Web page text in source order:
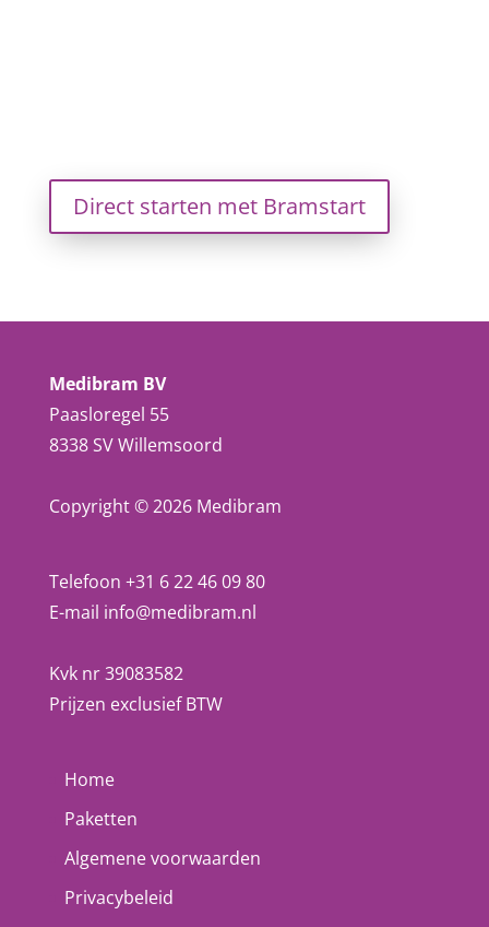
Direct starten met Bramstart
Medibram BV
Paasloregel 55
8338 SV Willemsoord
Copyright © 2026 Medibram
Telefoon +31 6 22 46 09 80
E-mail info@medibram.nl
Kvk nr 39083582
Prijzen exclusief BTW
Home
Paketten
Algemene voorwaarden
Privacybeleid